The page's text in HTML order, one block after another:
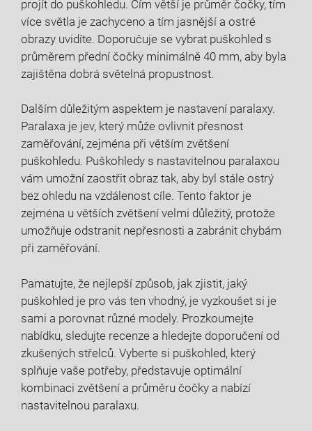
projít do puškohledu. Čím větší je průměr čočky, tím
více světla je zachyceno a tím jasnější a ostré
obrazy uvidíte. Doporučuje se vybrat puškohled s
průměrem přední čočky minimálně 40 mm, aby byla
zajištěna dobrá světelná propustnost.
Dalším důležitým aspektem je nastavení paralaxy.
Paralaxa je jev, který může ovlivnit přesnost
zaměřování, zejména při větším zvětšení
puškohledu. Puškohledy s nastavitelnou paralaxou
vám umožní zaostřit obraz tak, aby byl stále ostrý
bez ohledu na vzdálenost cíle. Tento faktor je
zejména u větších zvětšení velmi důležitý, protože
umožňuje odstranit nepřesnosti a zabránit chybám
při zaměřování.
Pamatujte, že nejlepší způsob, jak zjistit, jaký
puškohled je pro vás ten vhodný, je vyzkoušet si je
sami a porovnat různé modely. Prozkoumejte
nabídku, sledujte recenze a hledejte doporučení od
zkušených střelců. Vyberte si puškohled, který
splňuje vaše potřeby, představuje optimální
kombinaci zvětšení a průměru čočky a nabízí
nastavitelnou paralaxu.